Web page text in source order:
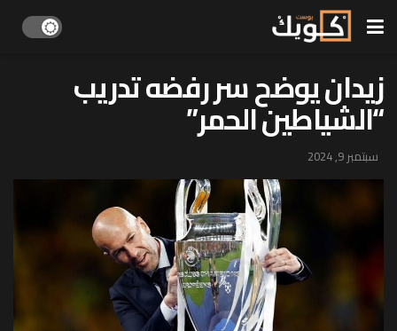
زيدان يوضح سر رفضه تدريب
“الشياطين الحمر”
سبتمبر 9, 2024